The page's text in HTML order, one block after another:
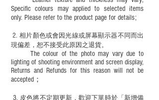
Specific colours may applied to selected items
only. Please refer to the product page for details;
​2.相片顏色或會因光線或屏幕顯示器不同而出
現偏差，恕不接受此原因之退貨。
The colour of the photo may vary due to
lighting of shooting environment and screen display,
Returns and Refunds for this reason will not be
accepted；
3. 皮色將不定期更新，歡迎下單時於「新增備